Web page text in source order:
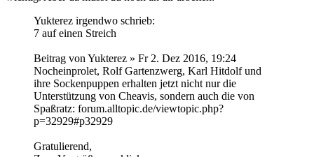
Yukterez irgendwo schrieb:
7 auf einen Streich
Beitrag von Yukterez » Fr 2. Dez 2016, 19:24
Nocheinprolet, Rolf Gartenzwerg, Karl Hitdolf und
ihre Sockenpuppen erhalten jetzt nicht nur die
Unterstützung von Cheavis, sondern auch die von
Spaßratz: forum.alltopic.de/viewtopic.php?
p=32929#p32929
Gratulierend,